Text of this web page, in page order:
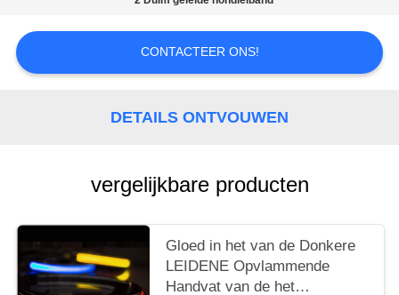
CONTACTEER ONS!
DETAILS ONTVOUWEN
vergelijkbare producten
Gloed in het van de Donkere
LEIDENE Opvlammende
Handvat van de het